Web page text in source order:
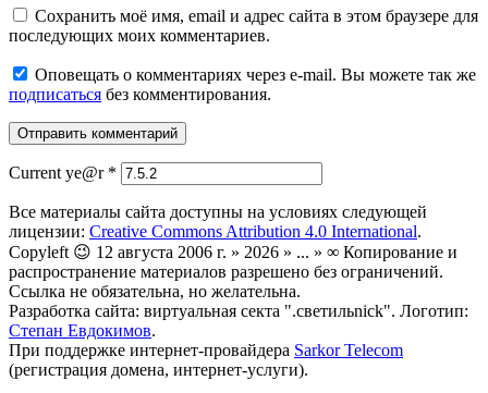
Сохранить моё имя, email и адрес сайта в этом браузере для
последующих моих комментариев.
Оповещать о комментариях через e-mail. Вы можете так же
подписаться без комментирования.
Current ye@r *
Все материалы сайта доступны на условиях следующей
лицензии: Creative Commons Attribution 4.0 International.
Copyleft 😉 12 августа 2006 г. » 2026 » ... » ∞ Копирование и
распространение материалов разрешено без ограничений.
Ссылка не обязательна, но желательна.
Разработка сайта: виртуальная секта ".светильnick". Логотип:
Степан Евдокимов.
При поддержке интернет-провайдера Sarkor Telecom
(регистрация домена, интернет-услуги).